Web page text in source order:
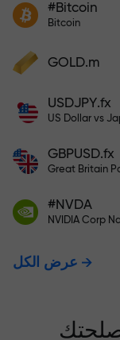
زادت
#Bitcoin
Bitcoin
GOLD.m
USDJPY.fx
GBPUSD.fx
#NVDA
عرض الكل